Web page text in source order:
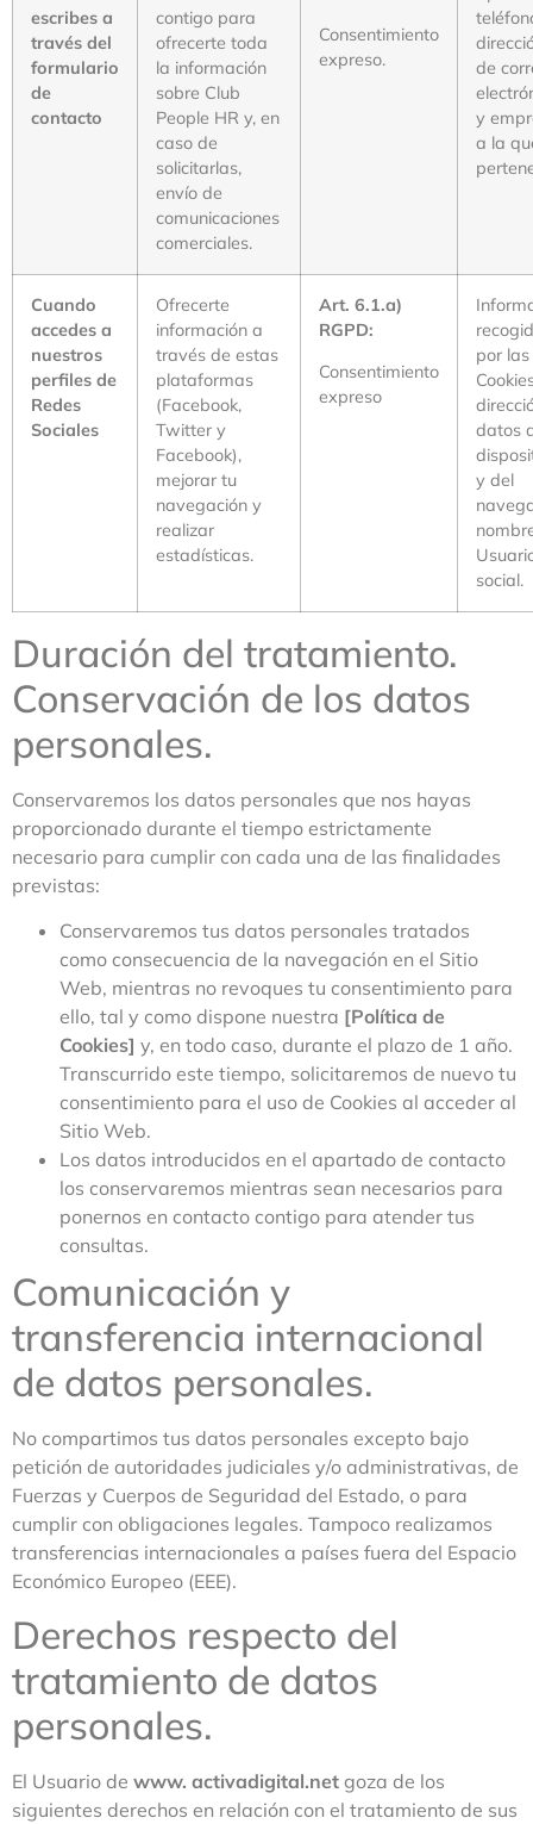
escribes a
través del
formulario
de
contacto
contigo para
ofrecerte toda
la información
sobre Club
People HR y, en
caso de
solicitarlas,
envío de
comunicaciones
comerciales.
Consentimiento
expreso.
de
y
a la
Cuando
accedes a
nuestros
perfiles de
Redes
Sociales
Ofrecerte
información a
través de estas
plataformas
(Facebook,
Twitter y
Facebook),
mejorar tu
navegación y
realizar
estadísticas.
Art. 6.1.a)
RGPD:
Consentimiento
expreso
por las
datos
y del
social.
Duración del tratamiento.
Conservación de los datos
personales.
Conservaremos los datos personales que nos hayas
proporcionado durante el tiempo estrictamente
necesario para cumplir con cada una de las finalidades
previstas:
Conservaremos tus datos personales tratados
como consecuencia de la navegación en el Sitio
Web, mientras no revoques tu consentimiento para
ello, tal y como dispone nuestra [Política de
Cookies] y, en todo caso, durante el plazo de 1 año.
Transcurrido este tiempo, solicitaremos de nuevo tu
consentimiento para el uso de Cookies al acceder al
Sitio Web.
Los datos introducidos en el apartado de contacto
los conservaremos mientras sean necesarios para
ponernos en contacto contigo para atender tus
consultas.
Comunicación y
transferencia internacional
de datos personales.
No compartimos tus datos personales excepto bajo
petición de autoridades judiciales y/o administrativas, de
Fuerzas y Cuerpos de Seguridad del Estado, o para
cumplir con obligaciones legales. Tampoco realizamos
transferencias internacionales a países fuera del Espacio
Económico Europeo (EEE).
Derechos respecto del
tratamiento de datos
personales.
El Usuario de www. activadigital.net goza de los
siguientes derechos en relación con el tratamiento de sus